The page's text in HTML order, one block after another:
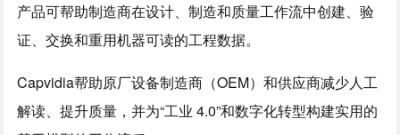
产品可帮助制造商在设计、制造和质量工作流中创建、验
证、交换和重用机器可读的工程数据。
Capvidia帮助原厂设备制造商（OEM）和供应商减少人工
解读、提升质量，并为“工业 4.0”和数字化转型构建实用的